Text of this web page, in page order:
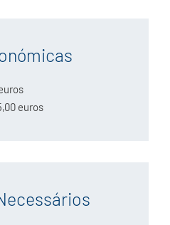
euros